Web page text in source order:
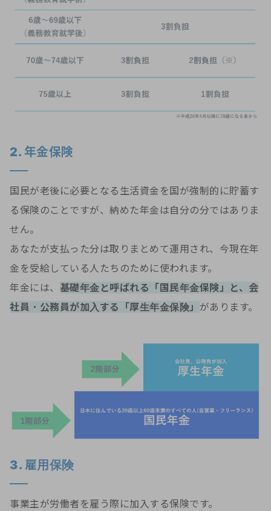
2. 年金保険
国民が老後に必要となる生活資金を国が強制的に貯蓄す
る保険のことですが、納めた年金は自分の分ではありま
せん。
あなたが支払った分は取りまとめて運用され、今現在年
金を受給している人たちのために使われます。
年金には、 基礎年金と呼ばれる「国民年金保険」と、会
社員・公務員が加入する「厚生年金保険」 があります。
3. 雇用保険
事業主が労働者を雇う際に加入する保険です。